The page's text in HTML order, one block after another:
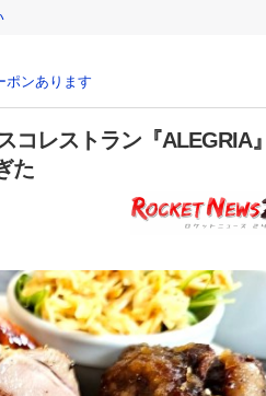
ポンあります
コレストラン『ALEGRIA
た